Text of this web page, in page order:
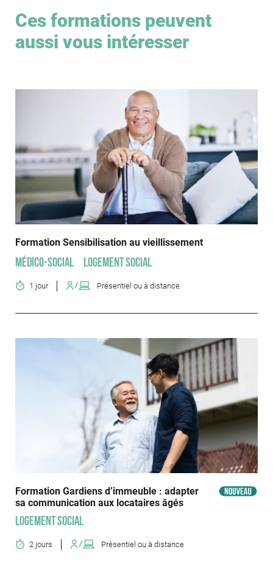
Ces formations peuvent
aussi vous intéresser
Formation Sensibilisation au vieillissement
Médico-social Logement social
1 jour Présentiel ou à distance
Formation Gardiens d’immeuble : adapter
sa communication aux locataires âgés
Logement social
2 jours Présentiel ou à distance